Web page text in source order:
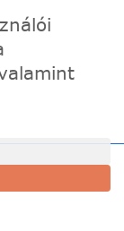
akár egy
kreativitásod!